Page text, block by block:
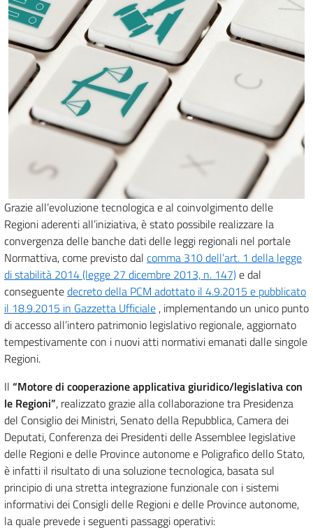
Grazie all’evoluzione tecnologica e al coinvolgimento delle
Regioni aderenti all’iniziativa, è stato possibile realizzare la
convergenza delle banche dati delle leggi regionali nel portale
Normattiva, come previsto dal comma 310 dell’art. 1 della legge
di stabilità 2014 (legge 27 dicembre 2013, n. 147)e dal
conseguentedecreto della PCM adottato il 4.9.2015 e pubblicato
il 18.9.2015 in Gazzetta Ufficiale , implementando un unico punto
di accesso all’intero patrimonio legislativo regionale, aggiornato
tempestivamente con i nuovi atti normativi emanati dalle singole
Regioni.
Il “Motore di cooperazione applicativa giuridico/legislativa con
le Regioni”, realizzato grazie alla collaborazione tra Presidenza
del Consiglio dei Ministri, Senato della Repubblica, Camera dei
Deputati, Conferenza dei Presidenti delle Assemblee legislative
delle Regioni e delle Province autonome e Poligrafico dello Stato,
è infatti il risultato di una soluzione tecnologica, basata sul
principio di una stretta integrazione funzionale con i sistemi
informativi dei Consigli delle Regioni e delle Province autonome,
la quale prevede i seguenti passaggi operativi: